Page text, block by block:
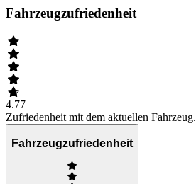
Fahrzeugzufriedenheit
4.77
Zufriedenheit mit dem aktuellen Fahrzeug.
Fahrzeugzufriedenheit